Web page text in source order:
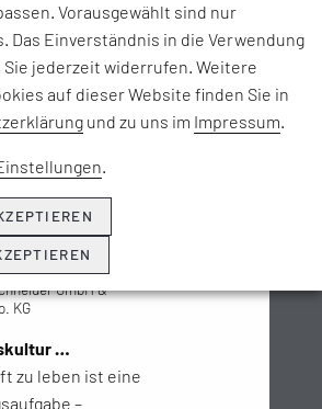
&
GmbH &
KG
…
zu leben ist eine
–
Vorausgewählt sind nur
Das Einverständnis in die Verwendung
Sie jederzeit widerrufen. Weitere
auf dieser Website finden Sie in
und zu uns im Impressum.
.